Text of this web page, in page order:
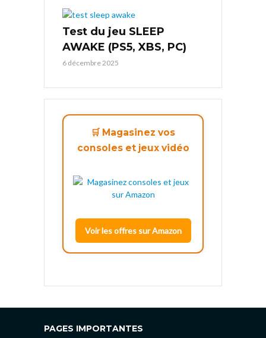
Test du jeu SLEEP
AWAKE (PS5, XBS, PC)
6 décembre 2025
🛒 Magasinez vos
consoles et jeux vidéo
Voir les offres sur Amazon
PAGES IMPORTANTES